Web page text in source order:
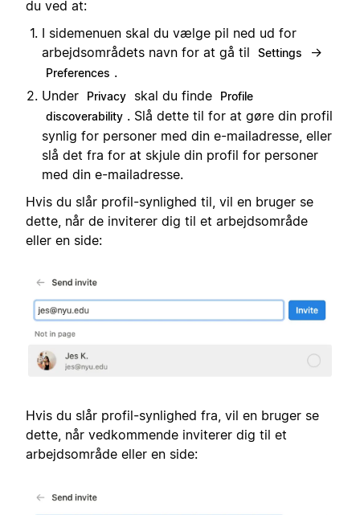
du ved at:
I sidemenuen skal du vælge pil ned ud for
arbejdsområdets navn for at gå til
Settings →
Preferences .
Under
Privacy skal du finde
Profile
discoverability . Slå dette til for at gøre din profil
synlig for personer med din e-mailadresse, eller
slå det fra for at skjule din profil for personer
med din e-mailadresse.
Hvis du slår profil-synlighed til, vil en bruger se
dette, når de inviterer dig til et arbejdsområde
eller en side:
Hvis du slår profil-synlighed fra, vil en bruger se
dette, når vedkommende inviterer dig til et
arbejdsområde eller en side: